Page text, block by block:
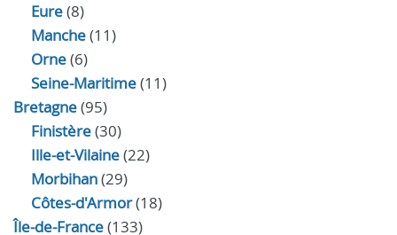
Eure(8)
Manche(11)
Orne(6)
Seine-Maritime(11)
Bretagne(95)
Finistère(30)
Ille-et-Vilaine(22)
Morbihan(29)
Côtes-d'Armor(18)
Île-de-France(133)